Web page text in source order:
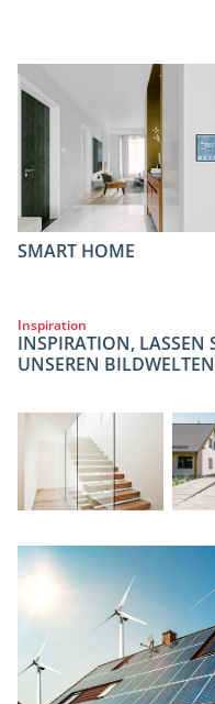
SMART HOME
Inspiration
INSPIRATION, LASSEN
UNSEREN BILDWELTEN